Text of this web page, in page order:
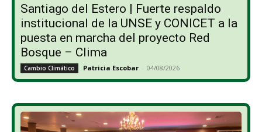
Santiago del Estero | Fuerte respaldo
institucional de la UNSE y CONICET a la
puesta en marcha del proyecto Red
Bosque – Clima
Cambio Climático Patricia Escobar - 04/08/2026